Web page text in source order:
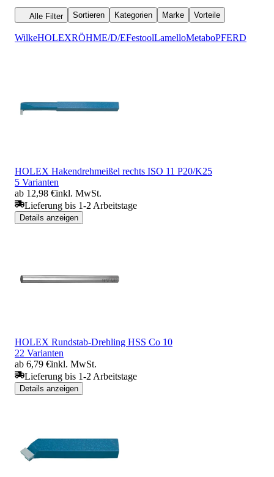
Alle Filter Sortieren Kategorien Marke Vorteile
WilkeHOLEXRÖHME/D/EFestoolLamelloMetaboPFERD
HOLEX Hakendrehmeißel rechts ISO 11 P20/K25
5 Varianten
ab 12,98 €inkl. MwSt.
Lieferung bis 1-2 Arbeitstage
Details anzeigen
HOLEX Rundstab-Drehling HSS Co 10
22 Varianten
ab 6,79 €inkl. MwSt.
Lieferung bis 1-2 Arbeitstage
Details anzeigen